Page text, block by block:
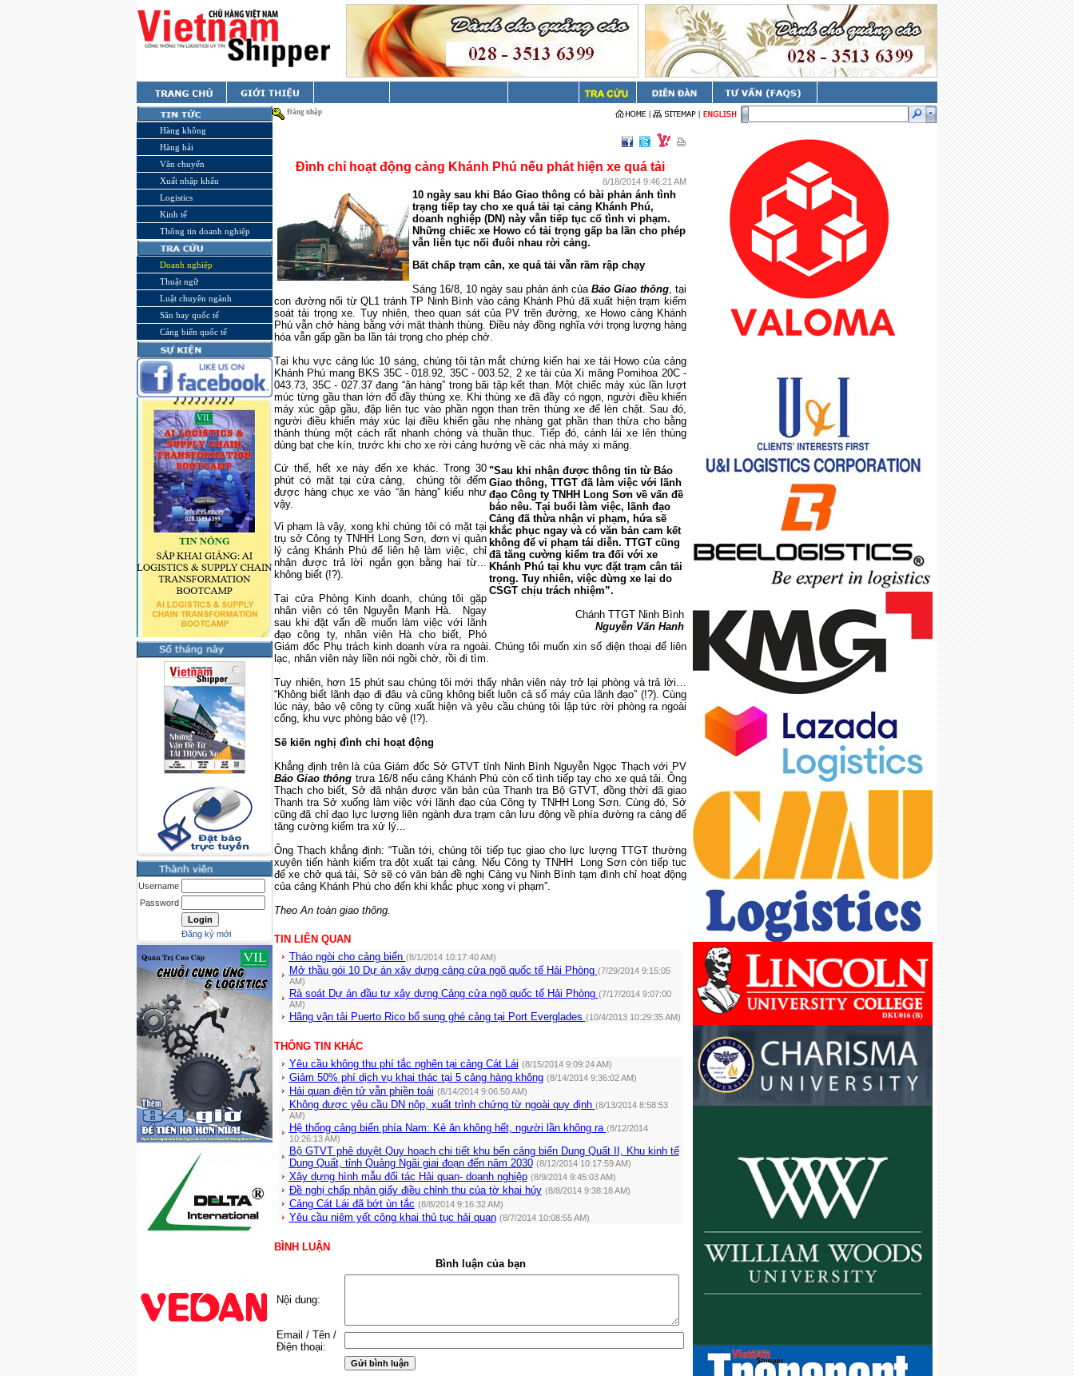
Hàng không
Hàng hải
Vận chuyển
Xuất nhập khẩu
Logistics
Kinh tế
Thông tin doanh nghiệp
Doanh nghiệp
Thuật ngữ
Luật chuyên ngành
Sân bay quốc tế
Cảng biển quốc tế
Username
Password
Đăng ký mới
Đăng nhập
Đình chỉ hoạt động cảng Khánh Phú nếu phát hiện xe quá tải
8/18/2014 9:46:21 AM
10 ngày sau khi Báo Giao thông có bài phản ánh tình
trạng tiếp tay cho xe quá tải tại cảng Khánh Phú,
doanh nghiệp (DN) này vẫn tiếp tục cố tình vi phạm.
Những chiếc xe Howo có tải trọng gấp ba lần cho phép
vẫn liên tục nối đuôi nhau rời cảng.
Bất chấp trạm cân, xe quá tải vẫn rầm rập chạy
Sáng 16/8, 10 ngày sau phản ánh của Báo Giao thông, tại
con đường nối từ QL1 tránh TP Ninh Bình vào cảng Khánh Phú đã xuất hiện trạm kiểm
soát tải trọng xe. Tuy nhiên, theo quan sát của PV trên đường, xe Howo cảng Khánh
Phú vẫn chở hàng bằng với mặt thành thùng. Điều này đồng nghĩa với trọng lượng hàng
hóa vẫn gấp gần ba lần tải trọng cho phép chở.
Tại khu vực cảng lúc 10 sáng, chúng tôi tận mắt chứng kiến hai xe tải Howo của cảng
Khánh Phú mang BKS 35C - 018.92, 35C - 003.52, 2 xe tải của Xi măng Pomihoa 20C -
043.73, 35C - 027.37 đang “ăn hàng” trong bãi tập kết than. Một chiếc máy xúc lần lượt
múc từng gầu than lớn đổ đầy thùng xe. Khi thùng xe đã đầy có ngọn, người điều khiển
máy xúc gập gầu, đập liên tục vào phần ngọn than trên thùng xe để lèn chặt. Sau đó,
người điều khiển máy xúc lại điều khiển gầu nhẹ nhàng gạt phần than thừa cho bằng
thành thùng một cách rất nhanh chóng và thuần thục. Tiếp đó, cánh lái xe lên thùng
dùng bạt che kín, trước khi cho xe rời cảng hướng về các nhà máy xi măng.
"Sau khi nhận được thông tin từ Báo
Giao thông, TTGT đã làm việc với lãnh
đạo Công ty TNHH Long Sơn về vấn đề
báo nêu. Tại buổi làm việc, lãnh đạo
Cảng đã thừa nhận vi phạm, hứa sẽ
khắc phục ngay và có văn bản cam kết
không để vi phạm tái diễn. TTGT cũng
đã tăng cường kiểm tra đối với xe
Khánh Phú tại khu vực đặt trạm cân tải
trọng. Tuy nhiên, việc dừng xe lại do
CSGT chịu trách nhiệm”.
Chánh TTGT Ninh Bình
Nguyễn Văn Hanh
Cứ thế, hết xe này đến xe khác. Trong 30
phút có mặt tại cửa cảng, chúng tôi đếm
được hàng chục xe vào “ăn hàng” kiểu như
vậy.
Vi phạm là vậy, xong khi chúng tôi có mặt tại
trụ sở Công ty TNHH Long Sơn, đơn vị quản
lý cảng Khánh Phú để liên hệ làm việc, chỉ
nhận được trả lời ngắn gọn bằng hai từ...
không biết (!?).
Tại cửa Phòng Kinh doanh, chúng tôi gặp
nhân viên có tên Nguyễn Mạnh Hà. Ngay
sau khi đặt vấn đề muốn làm việc với lãnh
đạo công ty, nhân viên Hà cho biết, Phó
Giám đốc Phụ trách kinh doanh vừa ra ngoài. Chúng tôi muốn xin số điện thoại để liên
lạc, nhân viên này liền nói ngồi chờ, rồi đi tìm.
Tuy nhiên, hơn 15 phút sau chúng tôi mới thấy nhân viên này trở lại phòng và trả lời…
“Không biết lãnh đạo đi đâu và cũng không biết luôn cả số máy của lãnh đạo” (!?). Cùng
lúc này, bảo vệ công ty cũng xuất hiện và yêu cầu chúng tôi lập tức rời phòng ra ngoài
cổng, khu vực phòng bảo vệ (!?).
Sẽ kiến nghị đình chỉ hoạt động
Khẳng định trên là của Giám đốc Sở GTVT tỉnh Ninh Bình Nguyễn Ngọc Thạch với PV
Báo Giao thông trưa 16/8 nếu cảng Khánh Phú còn cố tình tiếp tay cho xe quá tải. Ông
Thạch cho biết, Sở đã nhận được văn bản của Thanh tra Bộ GTVT, đồng thời đã giao
Thanh tra Sở xuống làm việc với lãnh đạo của Công ty TNHH Long Sơn. Cùng đó, Sở
cũng đã chỉ đạo lực lượng liên ngành đưa trạm cân lưu động về phía đường ra cảng để
tăng cường kiểm tra xử lý...
Ông Thạch khẳng định: “Tuần tới, chúng tôi tiếp tục giao cho lực lượng TTGT thường
xuyên tiến hành kiểm tra đột xuất tại cảng. Nếu Công ty TNHH Long Sơn còn tiếp tục
để xe chở quá tải, Sở sẽ có văn bản đề nghị Cảng vụ Ninh Bình tạm đình chỉ hoạt động
của cảng Khánh Phú cho đến khi khắc phục xong vi phạm”.
Theo An toàn giao thông.
TIN LIÊN QUAN
Tháo ngòi cho cảng biển (8/1/2014 10:17:40 AM)
Mở thầu gói 10 Dự án xây dựng cảng cửa ngõ quốc tế Hải Phòng (7/29/2014 9:15:05
AM)
Rà soát Dự án đầu tư xây dựng Cảng cửa ngõ quốc tế Hải Phòng (7/17/2014 9:07:00
AM)
Hãng vận tải Puerto Rico bổ sung ghé cảng tại Port Everglades (10/4/2013 10:29:35 AM)
THÔNG TIN KHÁC
Yêu cầu không thu phí tắc nghẽn tại cảng Cát Lái (8/15/2014 9:09:24 AM)
Giảm 50% phí dịch vụ khai thác tại 5 cảng hàng không (8/14/2014 9:36:02 AM)
Hải quan điện tử vẫn phiền toái (8/14/2014 9:06:50 AM)
Không được yêu cầu DN nộp, xuất trình chứng từ ngoài quy định (8/13/2014 8:58:53
AM)
Hệ thống cảng biển phía Nam: Kẻ ăn không hết, người lần không ra (8/12/2014
10:26:13 AM)
Bộ GTVT phê duyệt Quy hoạch chi tiết khu bến cảng biển Dung Quất II, Khu kinh tế
Dung Quất, tỉnh Quảng Ngãi giai đoạn đến năm 2030 (8/12/2014 10:17:59 AM)
Xây dựng hình mẫu đối tác Hải quan- doanh nghiệp (8/9/2014 9:45:03 AM)
Đề nghị chấp nhận giấy điều chỉnh thu của tờ khai hủy (8/8/2014 9:38:18 AM)
Cảng Cát Lái đã bớt ùn tắc (8/8/2014 9:16:32 AM)
Yêu cầu niêm yết công khai thủ tục hải quan (8/7/2014 10:08:55 AM)
BÌNH LUẬN
Bình luận của bạn
Nội dung:
Email / Tên /
Điện thoại: